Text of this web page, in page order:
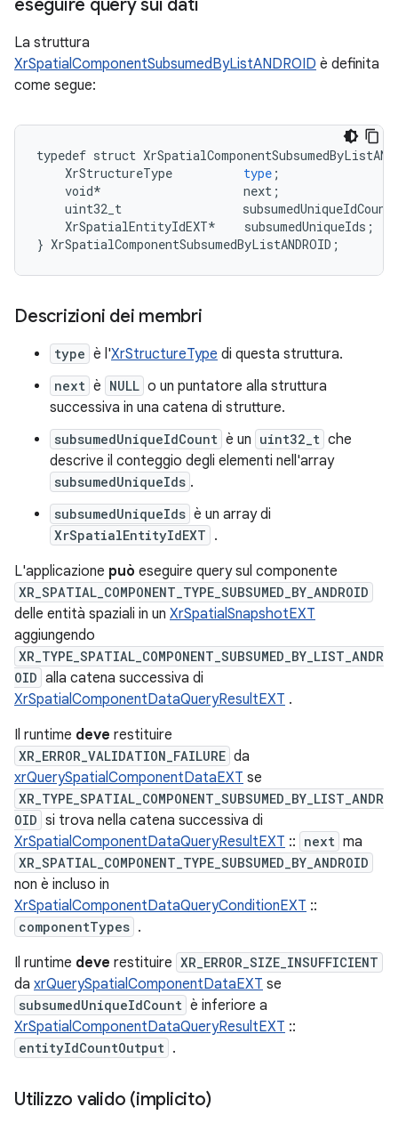
eseguire query sui dati
La struttura
XrSpatialComponentSubsumedByListANDROID è definita
come segue:
typedef struct
XrStructureType
type ;
void* next ;
uint32_t
subsumedUniqueIdCount
XrSpatialEntityIdEXT* subsumedUniqueIds ;
} XrSpatialComponentSubsumedByListANDROID ;
Descrizioni dei membri
type è l'XrStructureType di questa struttura.
next è NULL o un puntatore alla struttura
successiva in una catena di strutture.
subsumedUniqueIdCount è un uint32_t che
descrive il conteggio degli elementi nell'array
subsumedUniqueIds .
subsumedUniqueIds è un array di
XrSpatialEntityIdEXT .
L'applicazione può eseguire query sul componente
XR_SPATIAL_COMPONENT_TYPE_SUBSUMED_BY_ANDROID
delle entità spaziali in un XrSpatialSnapshotEXT
aggiungendo
XR_TYPE_SPATIAL_COMPONENT_SUBSUMED_BY_LIST_ANDR
OID alla catena successiva di
XrSpatialComponentDataQueryResultEXT .
Il runtime deve restituire
XR_ERROR_VALIDATION_FAILURE da
xrQuerySpatialComponentDataEXT se
XR_TYPE_SPATIAL_COMPONENT_SUBSUMED_BY_LIST_ANDR
OID si trova nella catena successiva di
XrSpatialComponentDataQueryResultEXT :: next ma
XR_SPATIAL_COMPONENT_TYPE_SUBSUMED_BY_ANDROID
non è incluso in
XrSpatialComponentDataQueryConditionEXT ::
componentTypes .
Il runtime deve restituire XR_ERROR_SIZE_INSUFFICIENT
da xrQuerySpatialComponentDataEXT se
subsumedUniqueIdCount è inferiore a
XrSpatialComponentDataQueryResultEXT ::
entityIdCountOutput .
Utilizzo valido (implicito)